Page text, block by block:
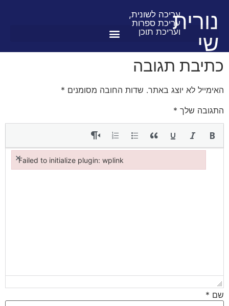
נורית
שי
עריכה לשונית,
עריכת ספרות
ועריכת תוכן
כתיבת תגובה
האימייל לא יוצג באתר. שדות החובה מסומנים *
התגובה שלך *
שם *
Failed to initialize plugin: wplink
×
Failed to initialize plugin: wplink